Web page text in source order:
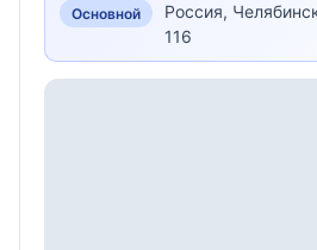
Основной
Россия,
116